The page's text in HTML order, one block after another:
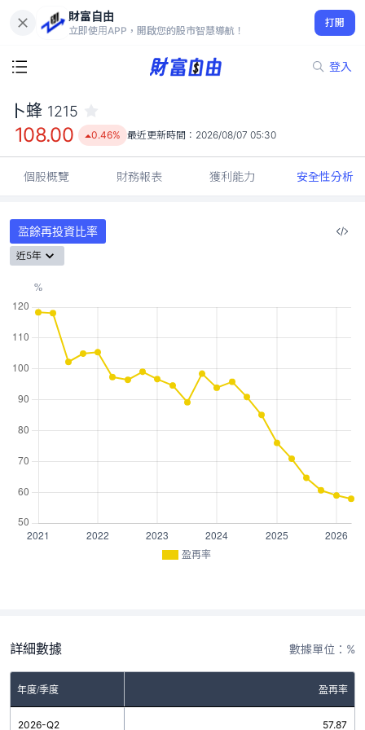
財富自由
立即使用APP，開啟您的股市智慧導航！
打開
登入
108.00
0.46%
卜蜂 1215
108.00 0.46% 最近更新時間： 2026/08/07 05:30
個股概覽 財務報表 獲利能力 安全性分析
盈餘再投資比率
近5年
盈再率
詳細數據 數據單位：%
年度/季度 盈再率
2026-Q2 57.87